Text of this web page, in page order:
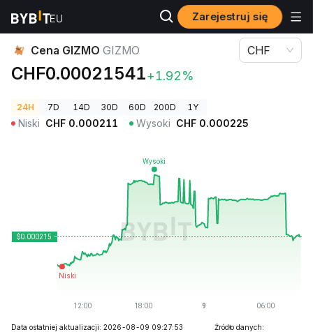
Zarejestruj się
Ceny kryptowalut Cena GIZMO GIZMO
Cena GIZMO GIZMO
CHF0.00021541+1.92%
CHF
24H 7D 14D 30D 60D 200D 1Y
Niski CHF 0.000211 Wysoki CHF 0.000225
Data ostatniej aktualizacji: 2026-08-09 09:27:53
Źródło danych: